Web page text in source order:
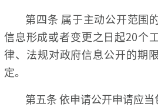
第四条 属于主动公开范围
信息形成或者变更之日起20个
律、法规对政府信息公开的期
定。
第五条 依申请公开申请应